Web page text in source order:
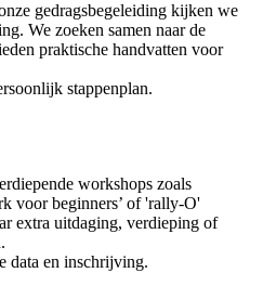
gedragsbegeleiding kijken we
We zoeken samen naar de
praktische handvatten voor
stappenplan.
workshops zoals
voor beginners’ of 'rally-O'
extra uitdaging, verdieping of
data en inschrijving.